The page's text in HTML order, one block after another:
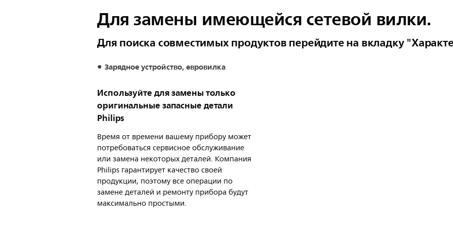
Для замены имеющейся сетевой вилки.
Для поиска совместимых продуктов перейдите на вкладку
Зарядное устройство, евровилка
Используйте для замены только
оригинальные запасные детали
Philips
Время от времени вашему прибору может
потребоваться сервисное обслуживание
или замена некоторых деталей. Компания
Philips гарантирует качество своей
продукции, поэтому все операции по
замене деталей и ремонту прибора будут
максимально простыми.